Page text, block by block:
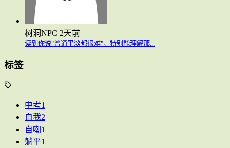
树洞NPC 2天前
读到你说"普通平淡都很难"，特别能理解那...
标签
中考1
自我2
自嘲1
躺平1